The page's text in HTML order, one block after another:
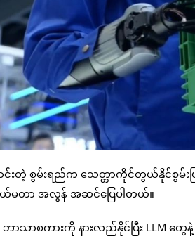
းတဲ့ စွမ်းရည်က သေတ္တာကိုင်တွယ်နိုင်စွမ်း
မတာ အလွန် အဆင်ပြေပါတယ်။
သာစကားကို နားလည်နိုင်ပြီး LLM